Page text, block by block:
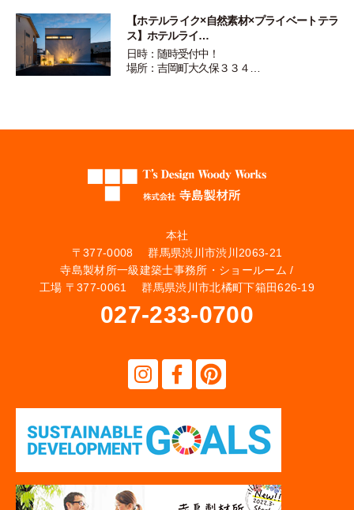
【ホテルライク×自然素材×プライベートテラ
ス】ホテルライ…
日時：随時受付中！
場所：吉岡町大久保３３４…
本社
〒377-0008 群馬県渋川市渋川2063-21
寺島製材所一級建築士事務所・ショールーム /
工場 〒377-0061 群馬県渋川市北橘町下箱田626-19
027-233-0700